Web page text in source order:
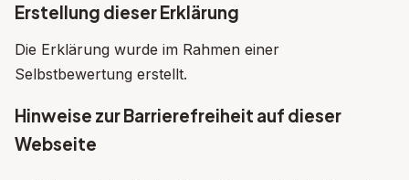
Erstellung dieser Erklärung
Die Erklärung wurde im Rahmen einer
Selbstbewertung erstellt.
Hinweise zur Barrierefreiheit auf dieser
Webseite